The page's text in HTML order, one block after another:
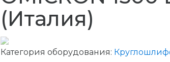
(Италия)
Категория оборудования: